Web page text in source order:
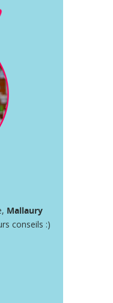
Mallaury
conseils :)